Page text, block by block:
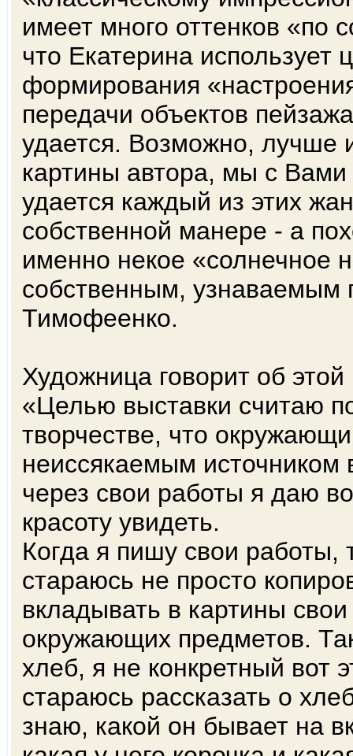
имеет много оттенков «по
что Екатерина использует
формирования
передачи объектов
удается. Возможно, лучше
картины автора, мы с
удается каждый из этих
собственной манере - а
именно некое «солнечное
собственным, узнаваемым
Тимофеенко.
Художница говорит об этой
«Целью выставки считаю
творчестве, что
неиссякаемым источником
через свои работы я даю
красоту увидеть.
Когда я пишу свои работы,
стараюсь не просто
вкладывать в картины
окружающих предметов.
хлеб, я не конкретный вот
стараюсь рассказать о
знаю, какой он бывает на